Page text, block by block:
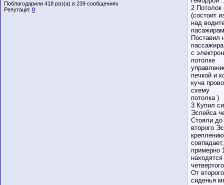
Поблагодарили 418 раз(а) в 239 сообщениях
Репутація: 0
2 Потолок
(состоит
над
Поставил
с
потолке
печкой и
куча
схему
потолка )
3 Купил
Эспейса
Стояли до
второго
совпадает,
примерно
От
сиденья